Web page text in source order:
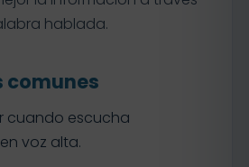
hablada.
comunes
cuando escucha
voz alta.